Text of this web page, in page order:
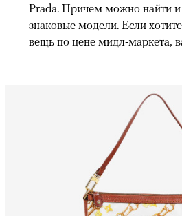
Prada. Причем можно найти
знаковые модели. Если
вещь по цене мидл-маркета,